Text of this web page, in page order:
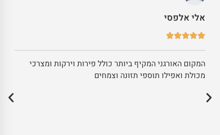
אלי אלפסי
המקום האורגני המקיף ביותר כולל פירות וירקות ומצרכי
מכולת ואפילו תוספי תזונה וצמחים